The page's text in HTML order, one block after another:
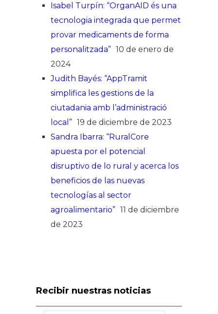
Isabel Turpín: “OrganAID és una
tecnologia integrada que permet
provar medicaments de forma
personalitzada” 10 de enero de
2024
Judith Bayés: “AppTramit
simplifica les gestions de la
ciutadania amb l’administració
local” 19 de diciembre de 2023
Sandra Ibarra: “RuralCore
apuesta por el potencial
disruptivo de lo rural y acerca los
beneficios de las nuevas
tecnologías al sector
agroalimentario” 11 de diciembre
de 2023
Recibir nuestras noticias